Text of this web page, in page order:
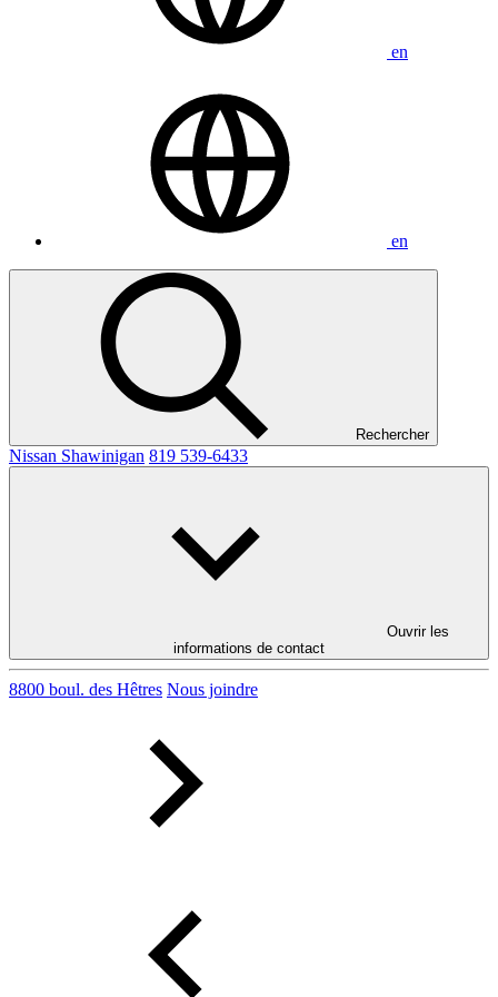
en
en
Rechercher
Nissan Shawinigan 819 539-6433
Ouvrir les
informations de contact
8800 boul. des Hêtres Nous joindre